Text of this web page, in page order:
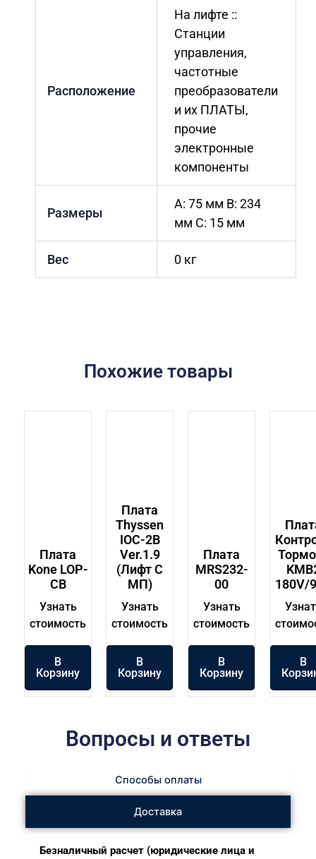
Расположение
На лифте ::
Станции
управления,
частотные
преобразователи
и их ПЛАТЫ,
прочие
электронные
компоненты
Размеры
A: 75 мм B: 234
мм C: 15 мм
Вес 0 кг
Похожие товары
Плата
Kone LOP-
CB
Узнать
стоимость
В
Корзину
Плата
Thyssen
IOC-2B
Ver.1.9
(лифт С
МП)
Узнать
стоимость
В
Корзину
Плата
MRS232-
00
Узнать
стоимость
В
Корзину
180V/
В
Вопросы и ответы
Способы оплаты
Доставка
Безналичный расчет (юридические лица и